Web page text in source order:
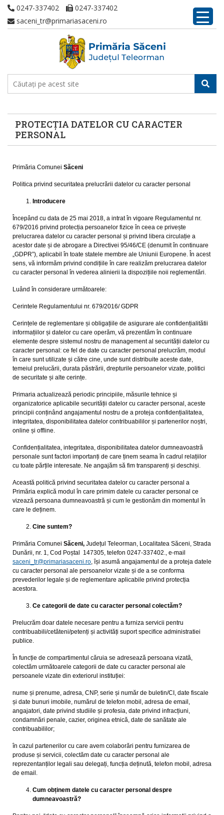
0247-337402
0247-337402
saceni_tr@primariasaceni.ro
PROTECȚIA DATELOR CU CARACTER
PERSONAL
Primăria Comunei Săceni
Politica privind securitatea prelucrării datelor cu caracter personal
Introducere
Începând cu data de 25 mai 2018, a intrat în vigoare Regulamentul nr.
679/2016 privind protecția persoanelor fizice în ceea ce privește
prelucrarea datelor cu caracter personal și privind libera circulație a
acestor date și de abrogare a Directivei 95/46/CE (denumit în continuare
„GDPR”), aplicabil în toate statele membre ale Uniunii Europene. În acest
sens, vă informăm privind condițiile în care realizăm prelucrarea datelor
cu caracter personal în vederea alinierii la dispozițiile noii reglementări.
Luând în considerare următoarele:
Cerintele Regulamentului nr. 679/2016/ GDPR
Cerințele de reglementare și obligațiile de asigurare ale confidențialitătii
informațiilor și datelor cu care operăm, vă prezentăm în continuare
elemente despre sistemul nostru de management al securității datelor cu
caracter personal: ce fel de date cu caracter personal prelucrăm, modul
în care sunt utilizate și către cine, unde sunt distribuite aceste date,
temeiul prelucării, durata păstrării, drepturile persoanelor vizate, politici
de securitate și alte cerințe.
Primaria actualizează periodic principiile, măsurile tehnice și
organizatorice aplicabile securității datelor cu caracter personal, aceste
principii conținând angajamentul nostru de a proteja confidențialitatea,
integritatea, disponibilitatea datelor contribuabililor și partenerilor noștri,
online și offline.
Confidențialitatea, integritatea, disponibilitatea datelor dumneavoastră
personale sunt factori importanți de care ținem seama în cadrul relațiilor
cu toate părțile interesate. Ne angajăm să fim transparenți și deschiși.
Această politică privind securitatea datelor cu caracter personal a
Primăria explică modul în care primim datele cu caracter personal ce
vizează persoana dumneavoastră și cum le gestionăm din momentul în
care le deținem.
Cine suntem?
Primăria Comunei Săceni, Județul Teleorman, Localitatea Săceni, Strada
Dunării, nr. 1, Cod Poștal 147305, telefon 0247-337402., e-mail
saceni_tr@primariasaceni.ro, își asumă angajamentul de a proteja datele
cu caracter personal ale persoanelor vizate și de a se conforma
prevederilor legale și de reglementare aplicabile privind protecția
acestora.
Ce categorii de date cu caracter personal colectăm?
Prelucrăm doar datele necesare pentru a furniza servicii pentru
contribuabili/cetăteni/petenți și activități suport specifice administratiei
publice.
În funcție de compartimentul căruia se adresează persoana vizată,
colectăm următoarele categorii de date cu caracter personal ale
persoanele vizate din exteriorul instituției:
nume și prenume, adresa, CNP, serie și număr de buletin/CI, date fiscale
și date bunuri imobile, numărul de telefon mobil, adresa de email,
angajatori, date privind studiile și profesia, date privind infracțiuni,
condamnări penale, cazier, originea etnică, date de sanătate ale
contribuabililor;
în cazul partenerilor cu care avem colaborări pentru furnizarea de
produse și servicii, colectăm date cu caracter personal ale
reprezentanților legali sau delegați, funcția deținută, telefon mobil, adresa
de email.
Cum obținem datele cu caracter personal despre
dumneavoastră?